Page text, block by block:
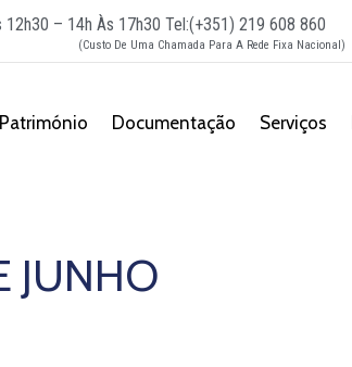
12h30 – 14h Às 17h30 Tel:(+351) 219 608 860
(Custo De Uma Chamada Para A Rede Fixa Nacional)
Património Documentação Serviços
JUNHO